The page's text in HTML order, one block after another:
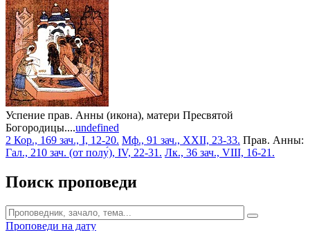
Успение прав. Анны (икона), матери Пресвятой
Богородицы....undefined
2 Кор., 169 зач., I, 12-20. Мф., 91 зач., XXII, 23-33. Прав. Анны:
Гал., 210 зач. (от полу́), IV, 22-31. Лк., 36 зач., VIII, 16-21.
Поиск проповеди
Проповеди на дату